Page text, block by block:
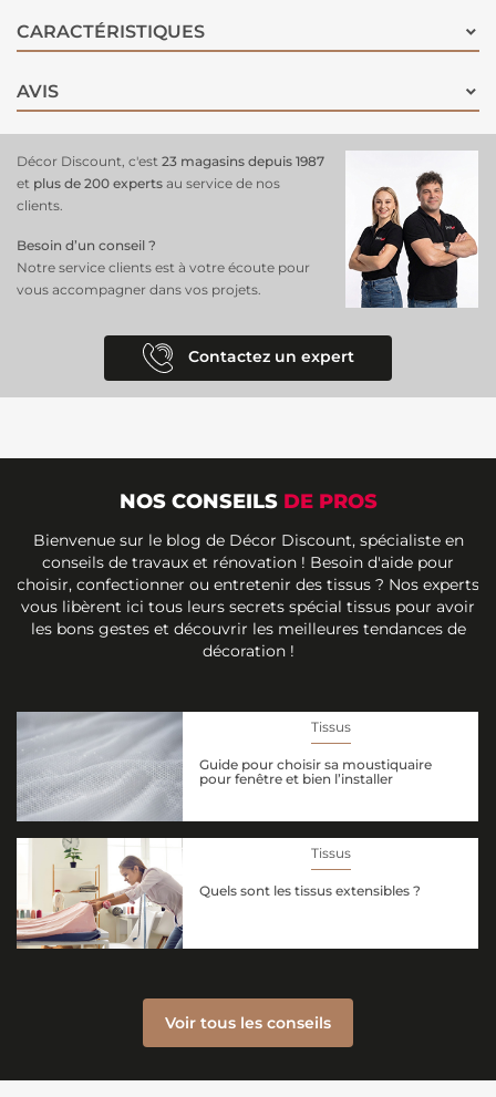
CARACTÉRISTIQUES
AVIS
Décor Discount, c'est 23 magasins depuis 1987
et plus de 200 experts au service de nos
clients.
Besoin d’un conseil ?
Notre service clients est à votre écoute pour
vous accompagner dans vos projets.
Contactez un expert
NOS CONSEILS DE PROS
Bienvenue sur le blog de Décor Discount, spécialiste en
conseils de travaux et rénovation ! Besoin d'aide pour
choisir, confectionner ou entretenir des tissus ? Nos experts
vous libèrent ici tous leurs secrets spécial tissus pour avoir
les bons gestes et découvrir les meilleures tendances de
décoration !
Tissus
Guide pour choisir sa moustiquaire
pour fenêtre et bien l’installer
Tissus
Quels sont les tissus extensibles ?
Voir tous les conseils